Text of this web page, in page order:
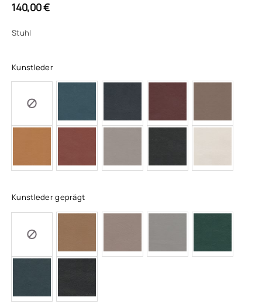
140,00€
Stuhl
Kunstleder
Kunstleder geprägt